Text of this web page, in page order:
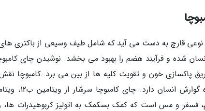
نوعی قارچ به دست می آید که شامل طیف وسیعی از باکتری
انسان شده و فرآیند هضم را بهبود می بخشد. نوشیدن چای
پاکسازی خون و تقویت کلیه ها از بین می برد. کامبوچا
فسفر و مس است که کمک بسکمک به اتولیز کربوهیدرات